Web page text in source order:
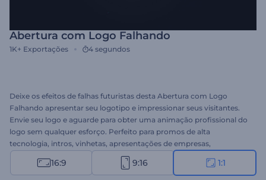
Abertura com Logo Falhando
1K+ Exportações 4 segundos
Deixe os efeitos de falhas futuristas desta Abertura com Logo
Falhando apresentar seu logotipo e impressionar seus visitantes.
Envie seu logo e aguarde para obter uma animação profissional do
logo sem qualquer esforço. Perfeito para promos de alta
tecnologia, intros, vinhetas, apresentações de empresas,
apresentações de canais tecnológicos e muito mais. Dê uma
chance a este modelo agora mesmo!
16:9 9:16 1:1